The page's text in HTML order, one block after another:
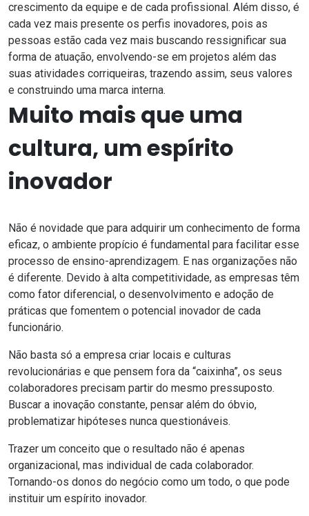
crescimento da equipe e de cada profissional. Além disso, é
cada vez mais presente os perfis inovadores, pois as
pessoas estão cada vez mais buscando ressignificar sua
forma de atuação, envolvendo-se em projetos além das
suas atividades corriqueiras, trazendo assim, seus valores
e construindo uma marca interna.
Muito mais que uma
cultura, um espírito
inovador
Não é novidade que para adquirir um conhecimento de forma
eficaz, o ambiente propício é fundamental para facilitar esse
processo de ensino-aprendizagem. E nas organizações não
é diferente. Devido à alta competitividade, as empresas têm
como fator diferencial, o desenvolvimento e adoção de
práticas que fomentem o potencial inovador de cada
funcionário.
Não basta só a empresa criar locais e culturas
revolucionárias e que pensem fora da “caixinha”, os seus
colaboradores precisam partir do mesmo pressuposto.
Buscar a inovação constante, pensar além do óbvio,
problematizar hipóteses nunca questionáveis.
Trazer um conceito que o resultado não é apenas
organizacional, mas individual de cada colaborador.
Tornando-os donos do negócio como um todo, o que pode
instituir um espírito inovador.